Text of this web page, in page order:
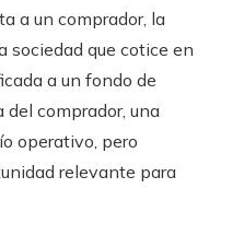
a un comprador, la
sociedad que cotice en
a un fondo de
comprador, una
operativo, pero
relevante para